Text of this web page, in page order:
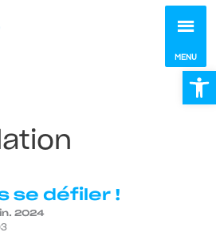
MENU
se défiler !
2024